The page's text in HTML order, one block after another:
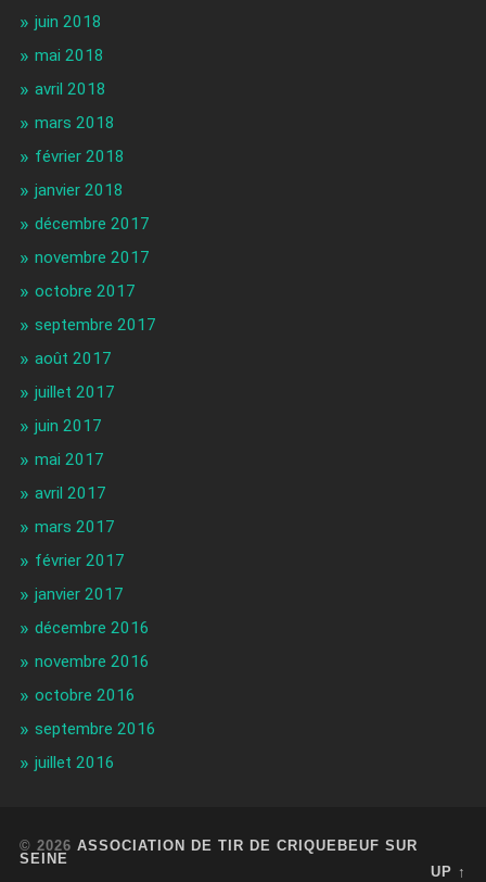
juin 2018
mai 2018
avril 2018
mars 2018
février 2018
janvier 2018
décembre 2017
novembre 2017
octobre 2017
septembre 2017
août 2017
juillet 2017
juin 2017
mai 2017
avril 2017
mars 2017
février 2017
janvier 2017
décembre 2016
novembre 2016
octobre 2016
septembre 2016
juillet 2016
© 2026 ASSOCIATION DE TIR DE CRIQUEBEUF SUR
SEINE
UP ↑